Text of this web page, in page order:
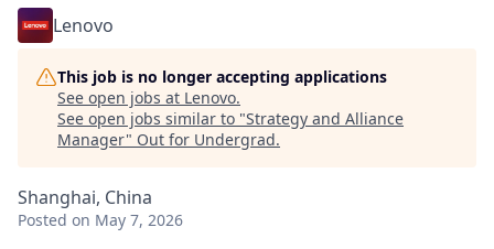
Lenovo
This job is no longer accepting applications
See open jobs at Lenovo.
See open jobs similar to "Strategy and Alliance
Manager" Out for Undergrad.
Shanghai, China
Posted on May 7, 2026